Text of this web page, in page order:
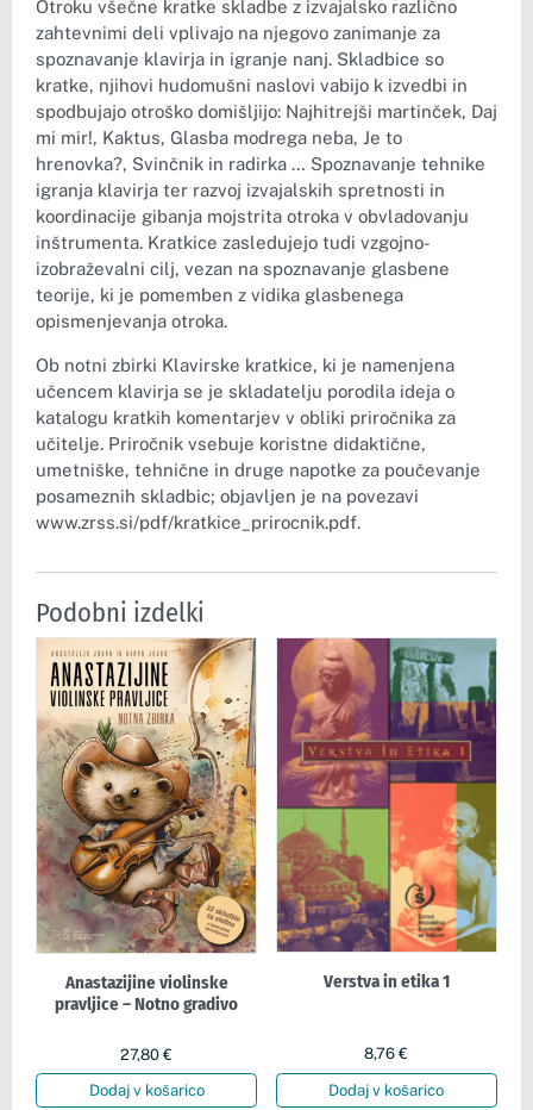
Otroku všečne kratke skladbe z izvajalsko različno
zahtevnimi deli vplivajo na njegovo zanimanje za
spoznavanje klavirja in igranje nanj. Skladbice so
kratke, njihovi hudomušni naslovi vabijo k izvedbi in
spodbujajo otroško domišljijo: Najhitrejši martinček, Daj
mi mir!, Kaktus, Glasba modrega neba, Je to
hrenovka?, Svinčnik in radirka … Spoznavanje tehnike
igranja klavirja ter razvoj izvajalskih spretnosti in
koordinacije gibanja mojstrita otroka v obvladovanju
inštrumenta. Kratkice zasledujejo tudi vzgojno-
izobraževalni cilj, vezan na spoznavanje glasbene
teorije, ki je pomemben z vidika glasbenega
opismenjevanja otroka.
Ob notni zbirki Klavirske kratkice, ki je namenjena
učencem klavirja se je skladatelju porodila ideja o
katalogu kratkih komentarjev v obliki priročnika za
učitelje. Priročnik vsebuje koristne didaktične,
umetniške, tehnične in druge napotke za poučevanje
posameznih skladbic; objavljen je na povezavi
www.zrss.si/pdf/kratkice_prirocnik.pdf.
Podobni izdelki
Anastazijine violinske
pravljice – Notno gradivo
27,80€
Dodaj v košarico
Verstva in etika 1
8,76€
Dodaj v košarico